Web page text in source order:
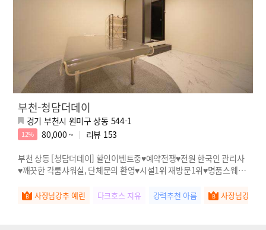
부천-청담더데이
경기 부천시 원미구 상동 544-1
12% 80,000 ~ 리뷰 153
부천 상동 [청담더데이] 할인이벤트중♥예약전쟁♥전원 한국인 관리사
♥깨끗한 각룸샤워실, 단체문의 환영♥시설1위 재방문1위♥명품스웨디
사장님강추 예린 다크호스 지유 강력추천 아름 사장님강추